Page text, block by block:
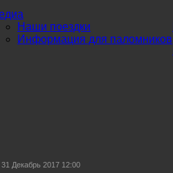
Наши поездки
Информация для паломников
Декабрь 2017 12:00